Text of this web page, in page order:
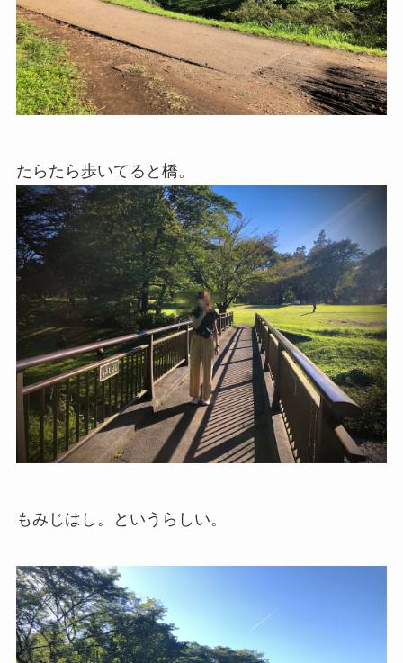
たらたら歩いてると橋。
もみじはし。というらしい。